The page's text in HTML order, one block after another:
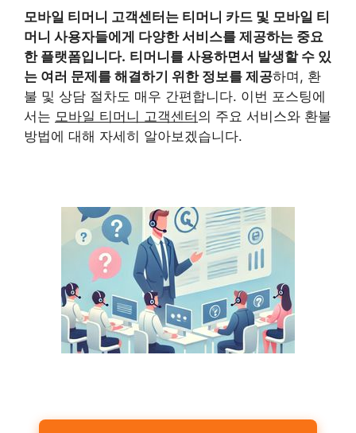
모바일 티머니 고객센터 는 티머니 카드 및 모바일 티
머니 사용자들에게 다양한 서비스를 제공하는 중요
한 플랫폼입니다. 티머니를 사용하면서 발생할 수 있
는 여러 문제를 해결하기 위한 정보를 제공하며, 환
불 및 상담 절차도 매우 간편합니다. 이번 포스팅에
서는 모바일 티머니 고객센터 의 주요 서비스와 환불
방법에 대해 자세히 알아보겠습니다.